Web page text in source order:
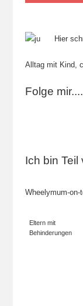
Hier
Alltag mit Kind,
Folge mir....
Ich bin Teil
Wheelymum-on-
Eltern mit
Behinderungen